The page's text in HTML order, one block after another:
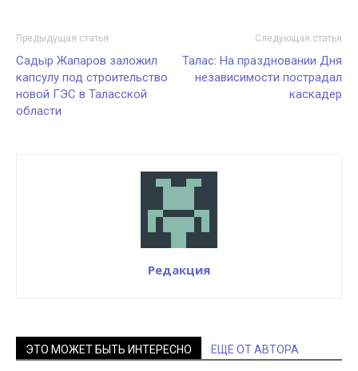
Предыдущая статья
Садыр Жапаров заложил
капсулу под строительство
новой ГЭС в Таласской
области
Следующая статья
Талас: На праздновании Дня
независимости пострадал
каскадер
Редакция
ЭТО МОЖЕТ БЫТЬ ИНТЕРЕСНО ЕЩЕ ОТ АВТОРА